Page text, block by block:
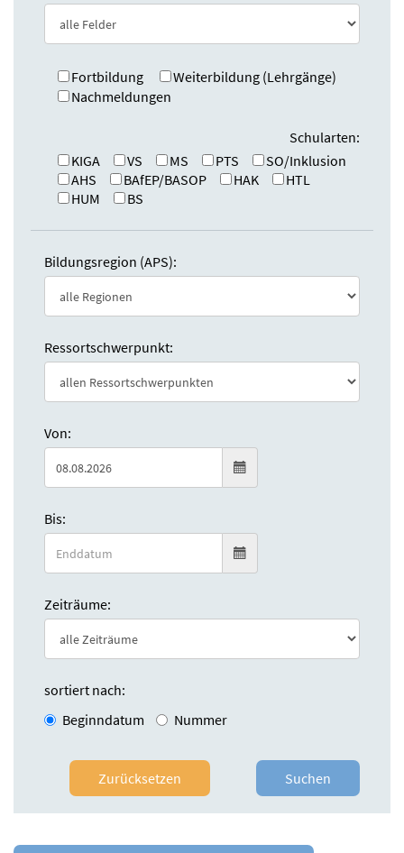
Fortbildung
Weiterbildung (Lehrgänge)
Nachmeldungen
Schularten:
KIGA
VS MS PTS
SO/Inklusion
AHS
BAfEP/BASOP HAK
HTL
HUM
BS
Bildungsregion (APS):
Ressortschwerpunkt:
Von:
Bis:
Zeiträume:
sortiert nach:
Beginndatum
Nummer
Zurücksetzen Suchen